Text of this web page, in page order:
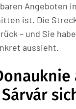
Angeboten
ist. Die
– und Sie
aussieht.